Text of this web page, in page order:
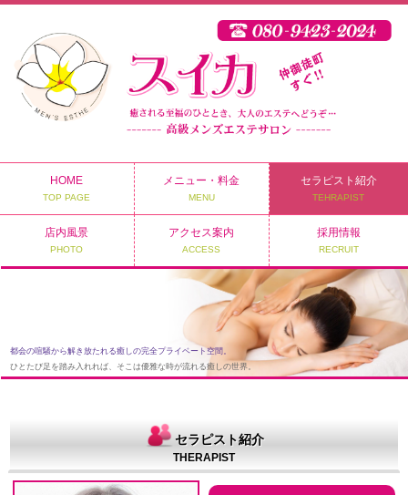
HOME
TOP PAGE
メニュー・料金
MENU
セラピスト紹介
TEHRAPIST
店内風景
PHOTO
アクセス案内
ACCESS
採用情報
RECRUIT
都会の喧騒から解き放たれる癒しの完全プライベート空間。
ひとたび足を踏み入れれば、そこは優雅な時が流れる癒しの世界。
セラピスト紹介
THERAPIST